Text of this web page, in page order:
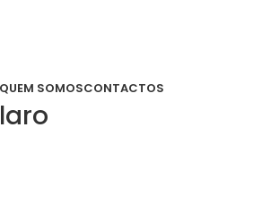
QUEM SOMOSCONTACTOS